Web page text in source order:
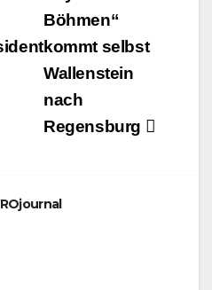
Böhmen“
kommt selbst
Wallenstein
nach
Regensburg